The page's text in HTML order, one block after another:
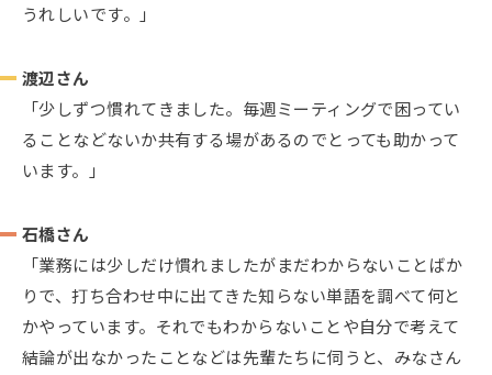
うれしいです。」
渡辺さん
「少しずつ慣れてきました。毎週ミーティングで困ってい
ることなどないか共有する場があるのでとっても助かって
います。」
石橋さん
「業務には少しだけ慣れましたがまだわからないことばか
りで、打ち合わせ中に出てきた知らない単語を調べて何と
かやっています。それでもわからないことや自分で考えて
結論が出なかったことなどは先輩たちに伺うと、みなさん